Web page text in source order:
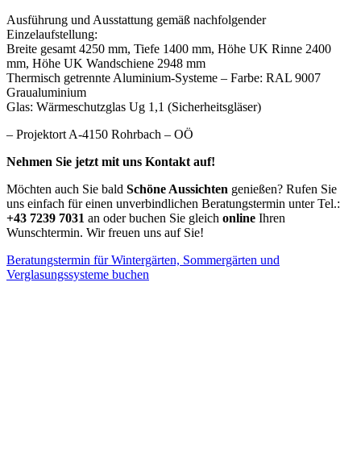
Ausführung und Ausstattung gemäß nachfolgender
Einzelaufstellung:
Breite gesamt 4250 mm, Tiefe 1400 mm, Höhe UK Rinne 2400
mm, Höhe UK Wandschiene 2948 mm
Thermisch getrennte Aluminium-Systeme – Farbe: RAL 9007
Graualuminium
Glas: Wärmeschutzglas Ug 1,1 (Sicherheitsgläser)
– Projektort A-4150 Rohrbach – OÖ
Nehmen Sie jetzt mit uns Kontakt auf!
Möchten auch Sie bald Schöne Aussichten genießen? Rufen Sie
uns einfach für einen unverbindlichen Beratungstermin unter Tel.:
+43 7239 7031 an oder buchen Sie gleich online Ihren
Wunschtermin. Wir freuen uns auf Sie!
Beratungstermin für Wintergärten, Sommergärten und
Verglasungssysteme buchen